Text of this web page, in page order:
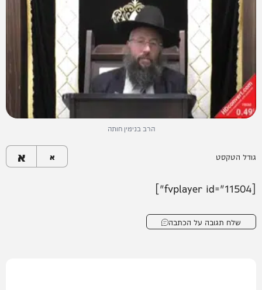
הרב בנימין חותה
גודל הטקסט א א
[fvplayer id="11504"]
שלח תגובה על הכתבה